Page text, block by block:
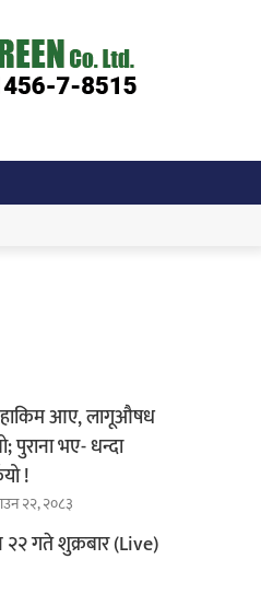
आए, लागूऔषध
पुराना भए- धन्दा
!
२२, २०८३
२२ गते शुक्रबार (Live)